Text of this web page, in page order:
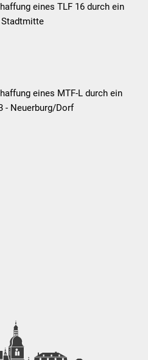
eines TLF 16 durch ein
Stadtmitte
eines MTF-L durch ein
- Neuerburg/Dorf